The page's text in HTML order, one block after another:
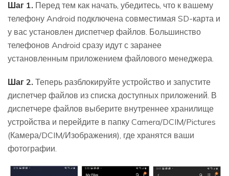
Шаг 1. Перед тем как начать, убедитесь, что к вашему
телефону Android подключена совместимая SD-карта и
у вас установлен диспетчер файлов. Большинство
телефонов Android сразу идут с заранее
установленным приложением файлового менеджера.
Шаг 2. Теперь разблокируйте устройство и запустите
диспетчер файлов из списка доступных приложений. В
диспетчере файлов выберите внутреннее хранилище
устройства и перейдите в папку Camera/DCIM/Pictures
(Камера/DCIM/Изображения), где хранятся ваши
фотографии.